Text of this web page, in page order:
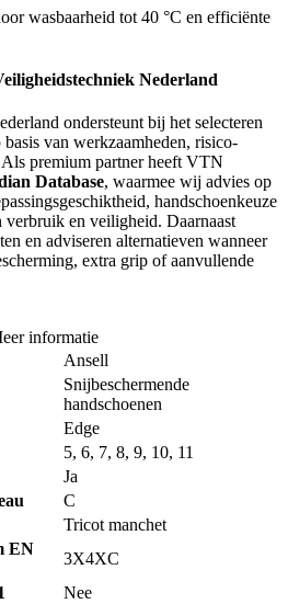
wasbaarheid tot 40 °C en efficiënte
Nederland
ondersteunt bij het selecteren
van werkzaamheden, risico-
premium partner heeft VTN
Database, waarmee wij advies op
handschoenkeuze
verbruik en veiligheid. Daarnaast
en adviseren alternatieven wanneer
extra grip of aanvullende
informatie
Ansell
Snijbeschermende
handschoenen
Edge
5, 6, 7, 8, 9, 10, 11
Ja
C
Tricot manchet
EN
3X4XC
Nee